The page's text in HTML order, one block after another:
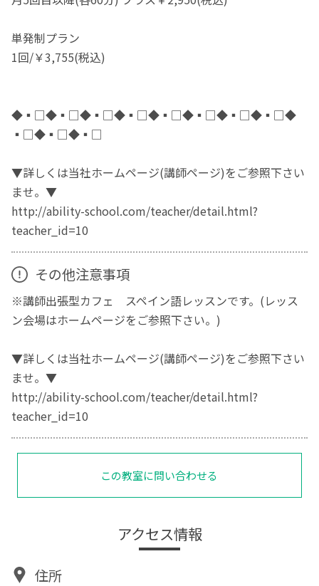
単発制プラン
1回/￥3,755(税込)
◆▪□◆▪□◆▪□◆▪□◆▪□◆▪□◆▪□◆▪□◆
▪□◆▪□◆▪□
▼詳しくは当社ホームページ(講師ページ)をご参照下さい
ませ。▼
http://ability-school.com/teacher/detail.html?
teacher_id=10
その他注意事項
※講師出張型カフェ スペイン語レッスンです。(レッス
ン会場はホームページをご参照下さい。)
▼詳しくは当社ホームページ(講師ページ)をご参照下さい
ませ。▼
http://ability-school.com/teacher/detail.html?
teacher_id=10
この教室に問い合わせる
アクセス情報
住所